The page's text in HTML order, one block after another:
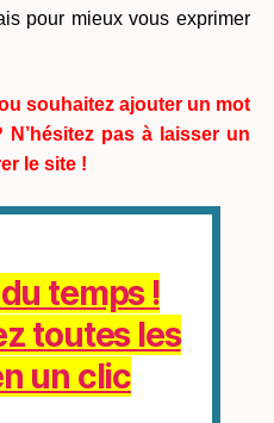
pour mieux vous exprimer
souhaitez ajouter un mot
pas à laisser un
le site !
temps !
toutes les
un clic